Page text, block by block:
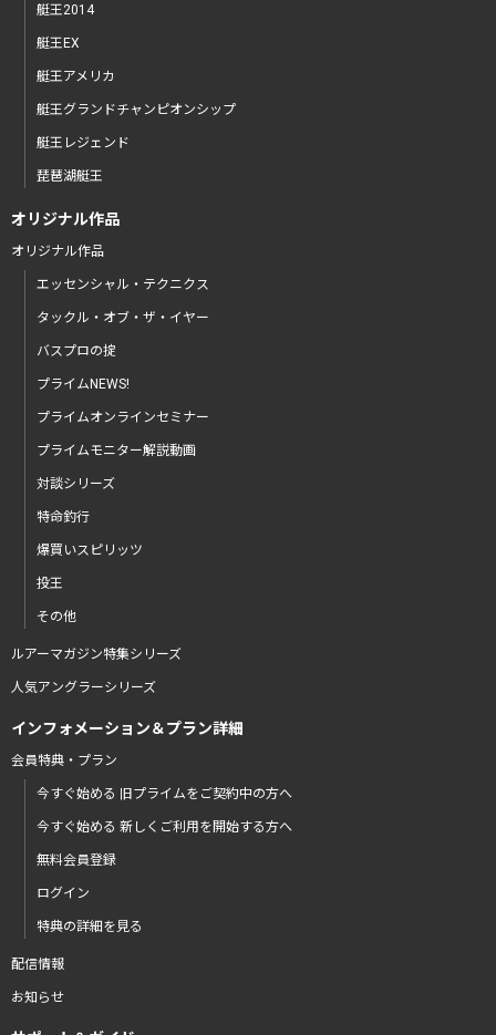
艇王2014
艇王EX
艇王アメリカ
艇王グランドチャンピオンシップ
艇王レジェンド
琵琶湖艇王
オリジナル作品
オリジナル作品
エッセンシャル・テクニクス
タックル・オブ・ザ・イヤー
バスプロの掟
プライムNEWS!
プライムオンラインセミナー
プライムモニター解説動画
対談シリーズ
特命釣行
爆買いスピリッツ
投王
その他
ルアーマガジン特集シリーズ
人気アングラーシリーズ
インフォメーション＆プラン詳細
会員特典・プラン
今すぐ始める 旧プライムをご契約中の方へ
今すぐ始める 新しくご利用を開始する方へ
無料会員登録
ログイン
特典の詳細を見る
配信情報
お知らせ